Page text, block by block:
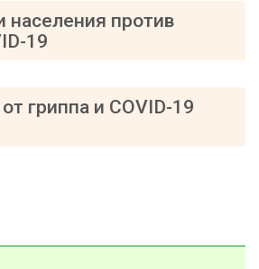
населения против
19
гриппа и COVID-19